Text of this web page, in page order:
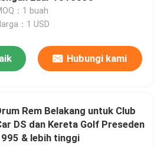
：1 buah
：1 USD
Hubungi kami
Rem Belakang untuk Club
DS dan Kereta Golf Preseden
& lebih tinggi